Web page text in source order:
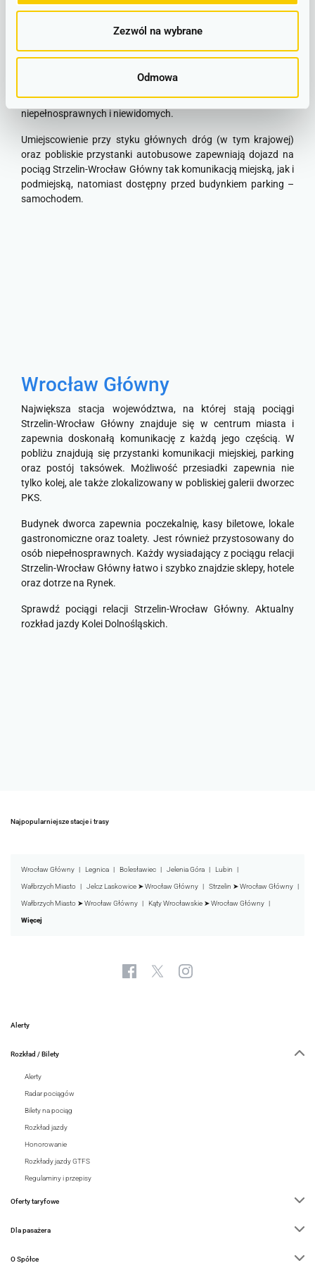
Zezwól na wybrane
Odmowa
Strzelin
Zlokalizowany we wschodniej części miasta dworzec kolejowy
został otwarty w 1871 roku. W ramach remontu w roku 2018
pomieszczenie dla opiekunów z dziećmi, kasy biletowe oraz
toalety. Obiekt został również dostosowany do osób
niepełnosprawnych i niewidomych.
Umiejscowienie przy styku głównych dróg (w tym krajowej)
oraz pobliskie przystanki autobusowe zapewniają dojazd na
pociąg Strzelin-Wrocław Główny tak komunikacją miejską, jak i
podmiejską, natomiast dostępny przed budynkiem parking –
samochodem.
Wrocław Główny
Największa stacja województwa, na której stają pociągi
Strzelin-Wrocław Główny znajduje się w centrum miasta i
zapewnia doskonałą komunikację z każdą jego częścią. W
pobliżu znajdują się przystanki komunikacji miejskiej, parking
oraz postój taksówek. Możliwość przesiadki zapewnia nie
tylko kolej, ale także zlokalizowany w pobliskiej galerii dworzec
PKS.
Budynek dworca zapewnia poczekalnię, kasy biletowe, lokale
gastronomiczne oraz toalety. Jest również przystosowany do
osób niepełnosprawnych. Każdy wysiadający z pociągu relacji
Strzelin-Wrocław Główny łatwo i szybko znajdzie sklepy, hotele
oraz dotrze na Rynek.
Sprawdź pociągi relacji Strzelin-Wrocław Główny. Aktualny
rozkład jazdy Kolei Dolnośląskich.
Najpopularniejsze stacje i trasy
Wrocław Główny Legnica Bolesławiec Jelenia Góra Lubin
Wałbrzych Miasto Jelcz Laskowice ➤ Wrocław Główny Strzelin ➤ Wrocław Główny
Wałbrzych Miasto ➤ Wrocław Główny Kąty Wrocławskie ➤ Wrocław Główny
Więcej
Alerty
Rozkład / Bilety
Alerty
Radar pociągów
Bilety na pociąg
Rozkład jazdy
Honorowanie
Rozkłady jazdy GTFS
Regulaminy i przepisy
Oferty taryfowe
Dla pasażera
O Spółce